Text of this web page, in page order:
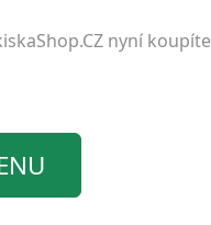
nyní koupíte